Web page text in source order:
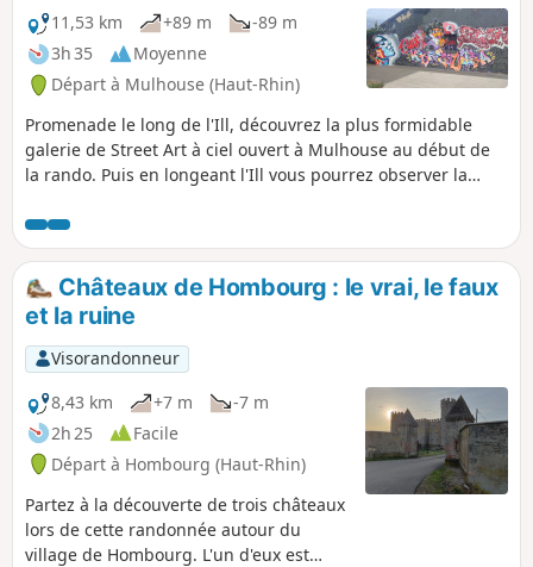
11,53 km
+89 m
-89 m
3h 35
Moyenne
Départ à Mulhouse (Haut-Rhin)
Promenade le long de l'Ill, découvrez la plus formidable
galerie de Street Art à ciel ouvert à Mulhouse au début de
la rando. Puis en longeant l'Ill vous pourrez observer la
et Mulhouse avant de profiter d'un calme absolu à la
Chapelle Saint-Gall.
Châteaux de Hombourg : le vrai, le faux
et la ruine
Visorandonneur
8,43 km
+7 m
-7 m
2h 25
Facile
Départ à Hombourg (Haut-Rhin)
Partez à la découverte de trois châteaux
lors de cette randonnée autour du
village de Hombourg. L'un d'eux est